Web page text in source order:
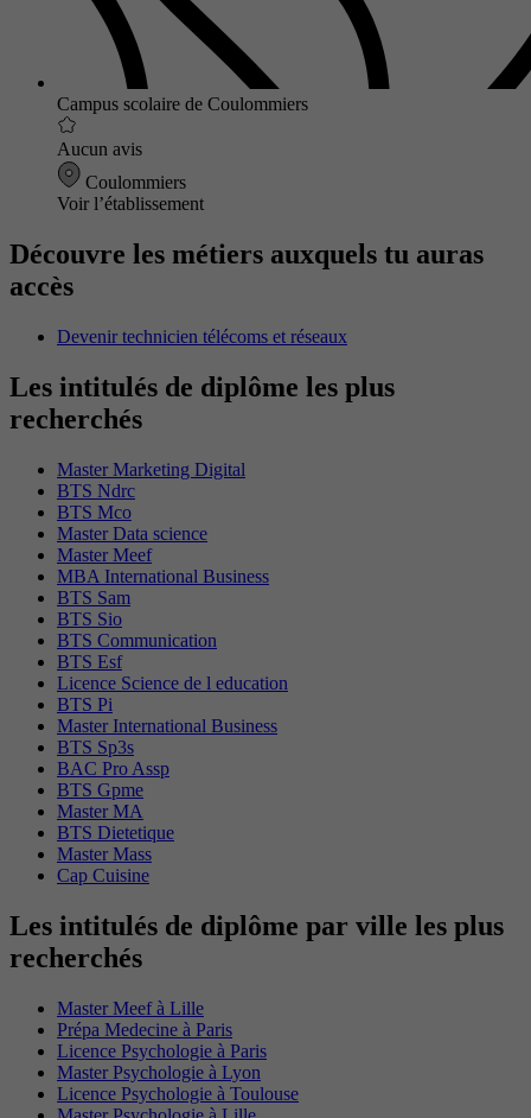
Campus scolaire de Coulommiers
Aucun avis
Coulommiers
Voir l’établissement
Découvre les métiers auxquels tu auras
accès
Devenir technicien télécoms et réseaux
Les intitulés de diplôme les plus
recherchés
Master Marketing Digital
BTS Ndrc
BTS Mco
Master Data science
Master Meef
MBA International Business
BTS Sam
BTS Sio
BTS Communication
BTS Esf
Licence Science de l education
BTS Pi
Master International Business
BTS Sp3s
BAC Pro Assp
BTS Gpme
Master MA
BTS Dietetique
Master Mass
Cap Cuisine
Les intitulés de diplôme par ville les plus
recherchés
Master Meef à Lille
Prépa Medecine à Paris
Licence Psychologie à Paris
Master Psychologie à Lyon
Licence Psychologie à Toulouse